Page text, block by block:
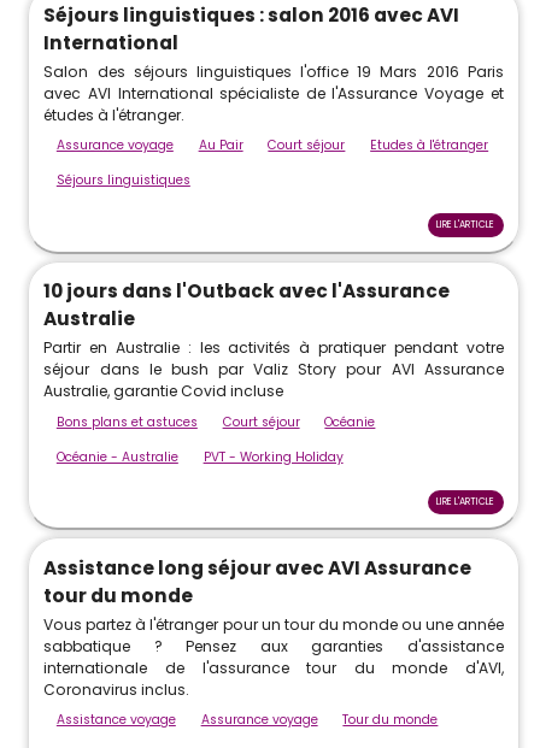
Séjours linguistiques : salon 2016 avec AVI
International
Salon des séjours linguistiques l'office 19 Mars 2016 Paris
avec AVI International spécialiste de l'Assurance Voyage et
études à l'étranger.
Assurance voyage Au Pair Court séjour
Etudes à l'étranger
Séjours linguistiques
LIRE L'ARTICLE
10 jours dans l'Outback avec l'Assurance
Australie
Partir en Australie : les activités à pratiquer pendant votre
séjour dans le bush par Valiz Story pour AVI Assurance
Australie, garantie Covid incluse
Bons plans et astuces Court séjour
Océanie
Océanie - Australie
PVT - Working Holiday
LIRE L'ARTICLE
Assistance long séjour avec AVI Assurance
tour du monde
Vous partez à l'étranger pour un tour du monde ou une année
sabbatique ? Pensez aux garanties d'assistance
internationale de l'assurance tour du monde d'AVI,
Coronavirus inclus.
Assistance voyage Assurance voyage Tour du monde